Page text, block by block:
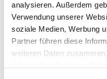
analysieren. Außerdem
Verwendung unserer
soziale Medien, Werbung
Partner führen diese
weiteren Daten
EBERT HEIZUNG
MARKUS EBERT